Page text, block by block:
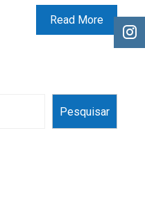
Read More
Pesquisar